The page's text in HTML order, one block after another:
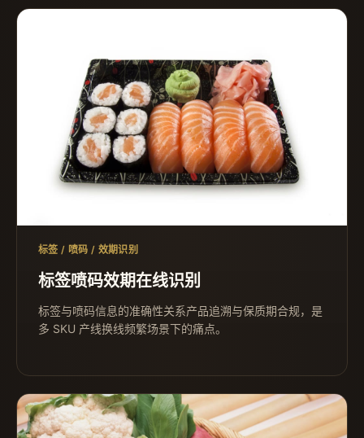
标签 / 喷码 / 效期识别
标签喷码效期在线识别
标签与喷码信息的准确性关系产品追溯与保质期合规，是
多 SKU 产线换线频繁场景下的痛点。